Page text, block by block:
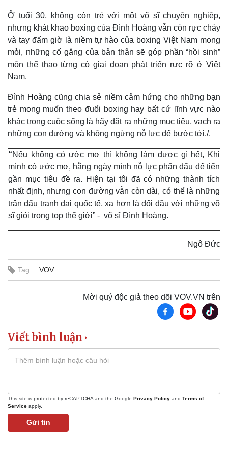
Doanh nghiệp
Thông tin doanh nghiệp
Doanh nhân
Vì cộng đồng
Công nghệ
Sành điệu
Tin Công nghệ
Chuyển đổi số
Sức khỏe
Dinh dưỡng - món ngon
Cây thuốc
Làm đẹp - giảm cân
Phòng mạch online
Ăn sạch sống khỏe
Đời sống
Nhà đẹp
Blog
Sân khấu - Điện ảnh
Văn học
Di sản
Nghệ sĩ
Ở tuổi 30, không còn trẻ với một võ sĩ chuyên nghiệp,
nhưng khát khao boxing của Đình Hoàng vẫn còn rực cháy
và tay đấm giờ là niềm tự hào của boxing Việt Nam mong
mỏi, những cố gắng của bản thân sẽ góp phần “hồi sinh”
môn thể thao từng có giai đoạn phát triển rực rỡ ở Việt
Nam.
Đình Hoàng cũng chia sẻ niềm cảm hứng cho những bạn
trẻ mong muốn theo đuổi boxing hay bất cứ lĩnh vực nào
khác trong cuộc sống là hãy đặt ra những mục tiêu, vạch ra
những con đường và không ngừng nỗ lực để bước tới./.
“Nếu không có ước mơ thì không làm được gì hết, Khi
mình có ước mơ, hằng ngày mình nỗ lực phấn đấu để tiến
gần mục tiêu đề ra. Hiện tại tôi đã có những thành tích
nhất định, nhưng con đường vẫn còn dài, có thể là những
trận đấu tranh đai quốc tế, xa hơn là đối đầu với những võ
sĩ giỏi trong top thế giới” - võ sĩ Đình Hoàng.
Ngô Đức
Tag: VOV
Mời quý độc giả theo dõi VOV.VN trên
Viết bình luận
This site is protected by reCAPTCHA and the Google Privacy Policy and Terms of
Service apply.
Gửi tin